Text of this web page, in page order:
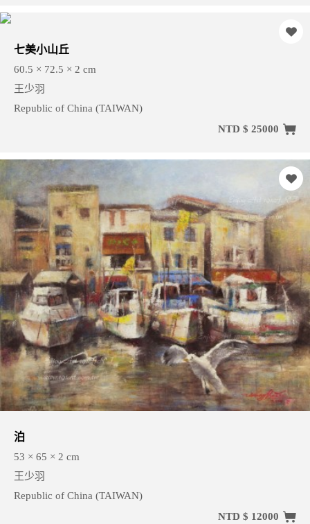
七美小山丘
60.5 × 72.5 × 2 cm
王少羽
Republic of China (TAIWAN)
NTD $ 25000
泊
53 × 65 × 2 cm
王少羽
Republic of China (TAIWAN)
NTD $ 12000